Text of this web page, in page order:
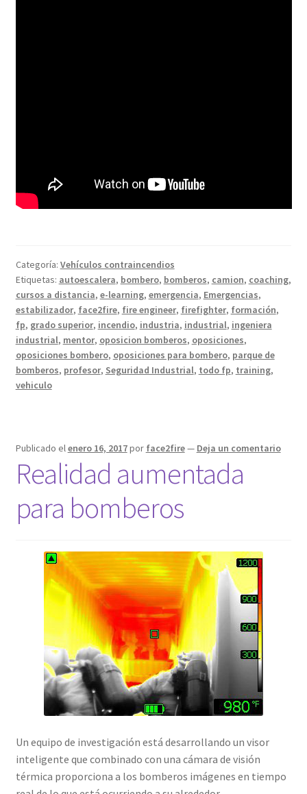
Categoría: Vehículos contraincendios
Etiquetas: autoescalera, bombero, bomberos, camion, coaching,
cursos a distancia, e-learning, emergencia, Emergencias,
estabilizador, face2fire, fire engineer, firefighter, formación,
fp, grado superior, incendio, industria, industrial, ingeniera
industrial, mentor, oposicion bomberos, oposiciones,
oposiciones bombero, oposiciones para bombero, parque de
bomberos, profesor, Seguridad Industrial, todo fp, training,
vehiculo
Publicado el enero 16, 2017por face2fire— Deja un comentario
Realidad aumentada
para bomberos
Un equipo de investigación está desarrollando un visor
inteligente que combinado con una cámara de visión
térmica proporciona a los bomberos imágenes en tiempo